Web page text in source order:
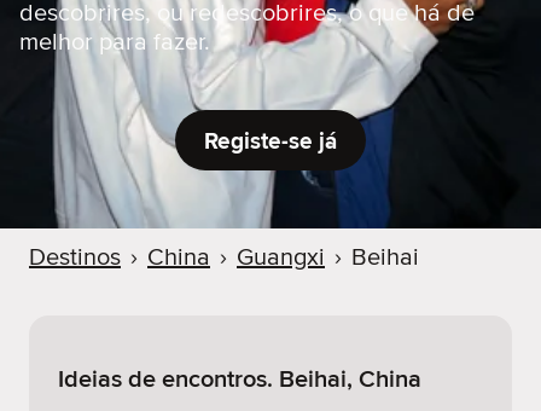
descobrires, ou redescobrires, o que há de
melhor para fazer.
Registe-se já
Destinos › China › Guangxi › Beihai
Ideias de encontros. Beihai, China